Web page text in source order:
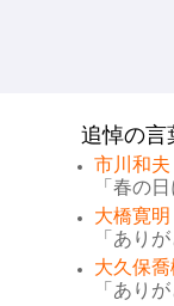
追悼の言
市川和
「春の
大橋寛
「あり
大久保
「あり